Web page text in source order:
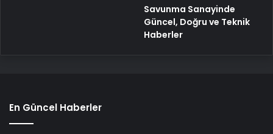
Savunma Sanayinde
Güncel, Doğru ve Teknik
Haberler
En Güncel Haberler